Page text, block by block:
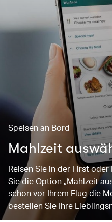
Speisen an Bord
Mahlzeit
Reisen Sie in der First
Sie die Option „Mahlzeit
schon vor Ihrem Flug die
bestellen Sie Ihre